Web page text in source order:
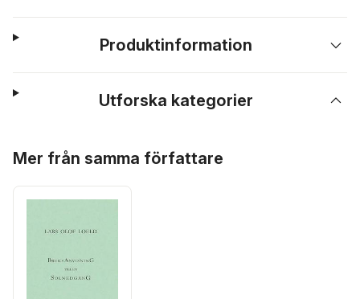
Produktinformation
Utforska kategorier
Mer från samma författare